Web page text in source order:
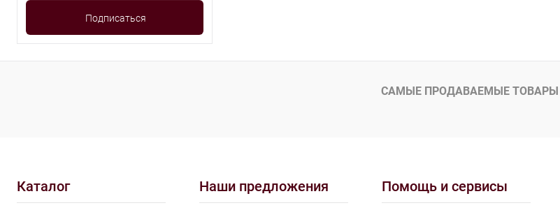
САМЫЕ ПРОДАВАЕМЫЕ ТОВАРЫ
Каталог Наши предложения Помощь и сервисы